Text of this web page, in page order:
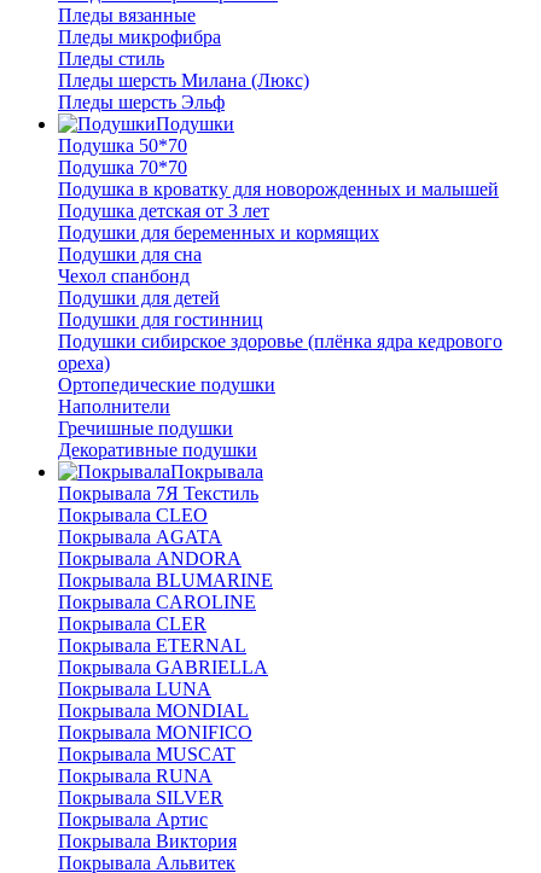
Пледы вязанные
Пледы микрофибра
Пледы стиль
Пледы шерсть Милана (Люкс)
Пледы шерсть Эльф
Подушки
Подушка 50*70
Подушка 70*70
Подушка в кроватку для новорожденных и малышей
Подушка детская от 3 лет
Подушки для беременных и кормящих
Подушки для сна
Чехол спанбонд
Подушки для детей
Подушки для гостинниц
Подушки сибирское здоровье (плёнка ядра кедрового
ореха)
Ортопедические подушки
Наполнители
Гречишные подушки
Декоративные подушки
Покрывала
Покрывала 7Я Текстиль
Покрывала CLEO
Покрывала AGATA
Покрывала ANDORA
Покрывала BLUMARINE
Покрывала CAROLINE
Покрывала CLER
Покрывала ETERNAL
Покрывала GABRIELLA
Покрывала LUNA
Покрывала MONDIAL
Покрывала MONIFICO
Покрывала MUSCAT
Покрывала RUNA
Покрывала SILVER
Покрывала Артис
Покрывала Виктория
Покрывала Альвитек